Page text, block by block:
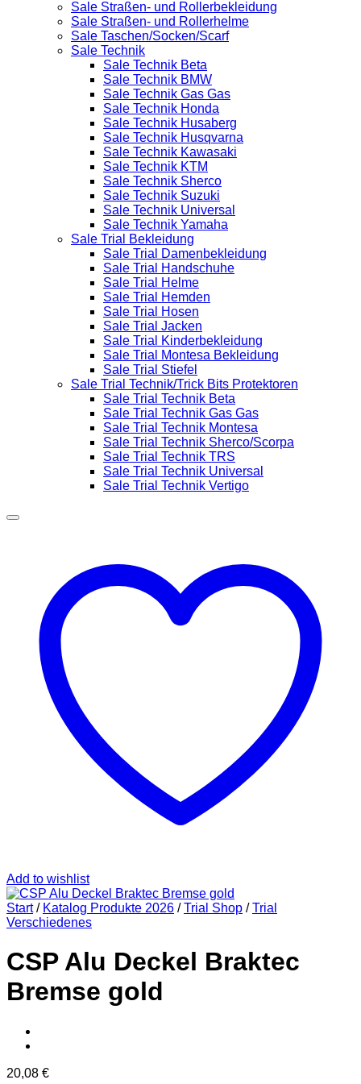
Sale Straßen- und Rollerbekleidung
Sale Straßen- und Rollerhelme
Sale Taschen/Socken/Scarf
Sale Technik
Sale Technik Beta
Sale Technik BMW
Sale Technik Gas Gas
Sale Technik Honda
Sale Technik Husaberg
Sale Technik Husqvarna
Sale Technik Kawasaki
Sale Technik KTM
Sale Technik Sherco
Sale Technik Suzuki
Sale Technik Universal
Sale Technik Yamaha
Sale Trial Bekleidung
Sale Trial Damenbekleidung
Sale Trial Handschuhe
Sale Trial Helme
Sale Trial Hemden
Sale Trial Hosen
Sale Trial Jacken
Sale Trial Kinderbekleidung
Sale Trial Montesa Bekleidung
Sale Trial Stiefel
Sale Trial Technik/Trick Bits Protektoren
Sale Trial Technik Beta
Sale Trial Technik Gas Gas
Sale Trial Technik Montesa
Sale Trial Technik Sherco/Scorpa
Sale Trial Technik TRS
Sale Trial Technik Universal
Sale Trial Technik Vertigo
Add to wishlist
Start / Katalog Produkte 2026 / Trial Shop / Trial
Verschiedenes
CSP Alu Deckel Braktec
Bremse gold
20,08 €